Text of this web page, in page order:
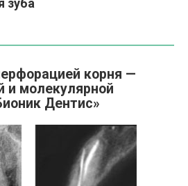
зуба
корня —
и молекулярной
Дентис»